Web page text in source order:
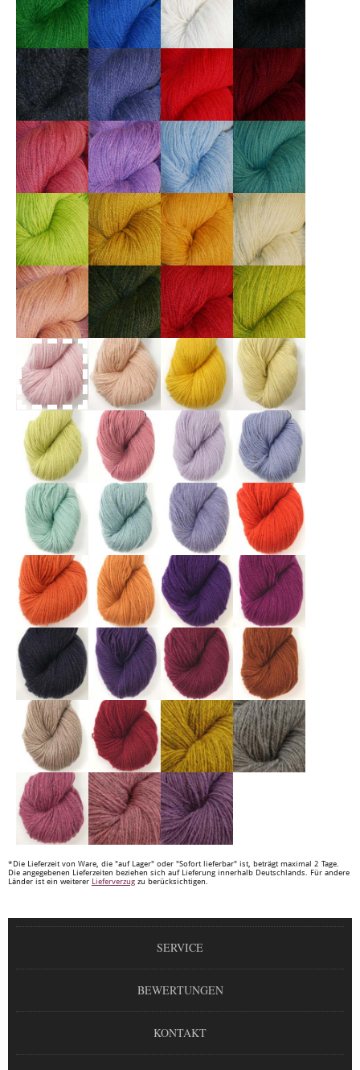
*Die Lieferzeit von Ware, die "auf Lager" oder "Sofort lieferbar" ist, beträgt maximal 2 Tage.
Die angegebenen Lieferzeiten beziehen sich auf Lieferung innerhalb Deutschlands. Für andere
Länder ist ein weiterer Lieferverzug zu berücksichtigen.
SERVICE
BEWERTUNGEN
KONTAKT